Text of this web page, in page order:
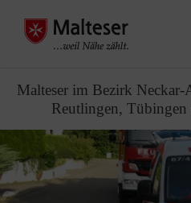
Malteser im Bezirk
Reutlingen,